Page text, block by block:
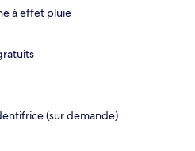
à effet pluie
(sur demande)